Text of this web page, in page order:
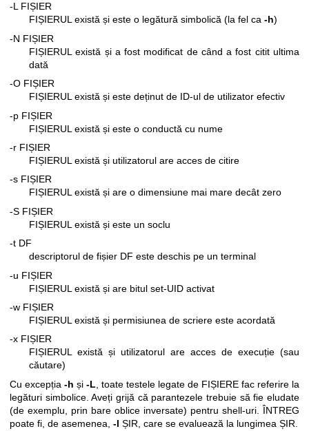
-L FIȘIER
FIȘIERUL există și este o legătură simbolică (la fel ca -h)
-N FIȘIER
FIȘIERUL există și a fost modificat de când a fost citit ultima
dată
-O FIȘIER
FIȘIERUL există și este deținut de ID-ul de utilizator efectiv
-p FIȘIER
FIȘIERUL există și este o conductă cu nume
-r FIȘIER
FIȘIERUL există și utilizatorul are acces de citire
-s FIȘIER
FIȘIERUL există și are o dimensiune mai mare decât zero
-S FIȘIER
FIȘIERUL există și este un soclu
-t DF
descriptorul de fișier DF este deschis pe un terminal
-u FIȘIER
FIȘIERUL există și are bitul set-UID activat
-w FIȘIER
FIȘIERUL există și permisiunea de scriere este acordată
-x FIȘIER
FIȘIERUL există și utilizatorul are acces de execuție (sau
căutare)
Cu excepția -h și -L , toate testele legate de FIȘIERE fac referire la
legături simbolice. Aveți grijă că parantezele trebuie să fie eludate
(de exemplu, prin bare oblice inversate) pentru shell-uri. ÎNTREG
poate fi, de asemenea, -l ȘIR, care se evaluează la lungimea ȘIR.